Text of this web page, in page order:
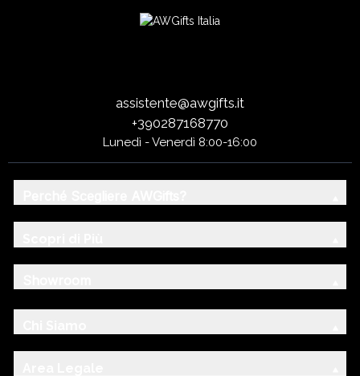
assistente@awgifts.it
+390287168770
Lunedì - Venerdì 8:00-16:00